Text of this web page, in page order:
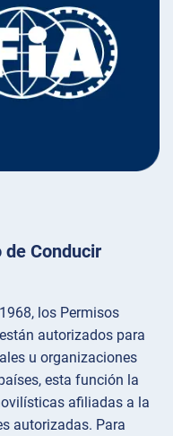
de Conducir
los Permisos
autorizados para
u organizaciones
esta función la
afiliadas a la
autorizadas. Para